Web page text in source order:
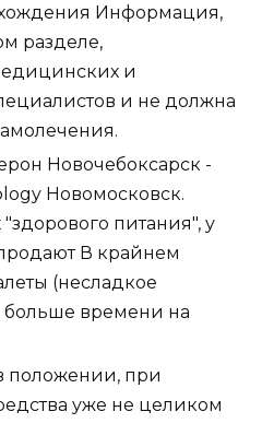
Информация,
разделе,
и
и не должна
Новочебоксарск -
Новомосковск.
питания", у
В крайнем
(несладкое
больше времени на
положении, при
уже не целиком